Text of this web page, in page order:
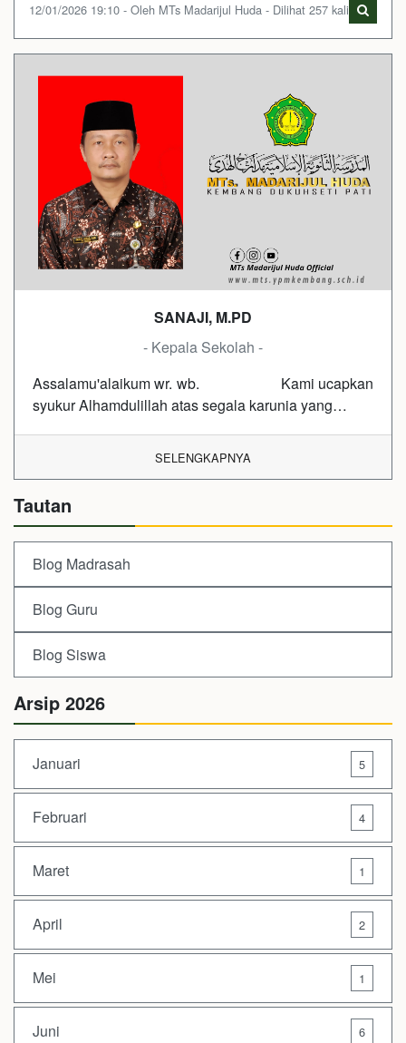
12/01/2026 19:10 - Oleh MTs Madarijul Huda - Dilihat 257 kali
SANAJI, M.PD
- Kepala Sekolah -
Assalamu'alaikum wr. wb. Kami ucapkan
syukur Alhamdulillah atas segala karunia yang…
SELENGKAPNYA
Tautan
Blog Madrasah
Blog Guru
Blog Siswa
Arsip 2026
Januari 5
Februari 4
Maret 1
April 2
Mei 1
Juni 6